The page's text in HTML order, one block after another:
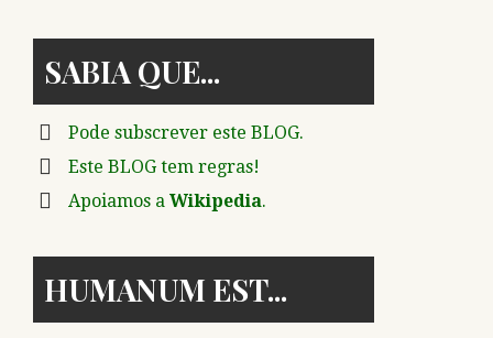
SABIA QUE
Pode subscrever este BLOG.
Este BLOG tem regras!
Apoiamos a Wikipedia.
HUMANUM EST